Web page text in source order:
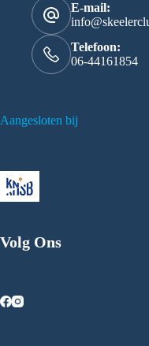
E-mail:
Telefoon:
06-44161854
Aangesloten bij
Volg Ons